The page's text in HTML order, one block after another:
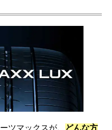
ツマックスが、
どんな方